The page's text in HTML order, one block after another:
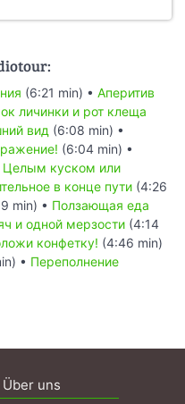
(6:21 min) • Аперитив
личинки и рот клеща
вид (6:08 min) •
(6:04 min) •
Целым куском или
в конце пути (4:26
min) • Ползающая еда
и одной мерзости (4:14
конфетку! (4:46 min)
• Переполнение
Über uns